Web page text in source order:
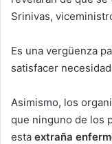
Srinivas,
Es una vergüenza
satisfacer
Asimismo, los
que ninguno de los
esta extraña